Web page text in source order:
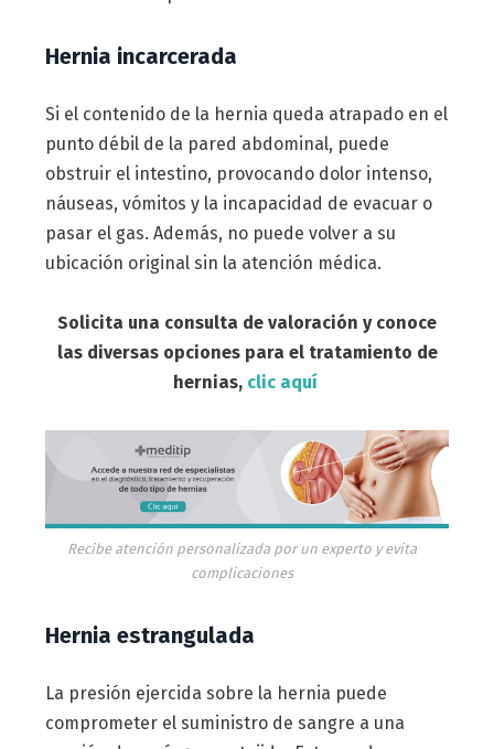
Hernia incarcerada
Si el contenido de la hernia queda atrapado en el
punto débil de la pared abdominal, puede
obstruir el intestino, provocando dolor intenso,
náuseas, vómitos y la incapacidad de evacuar o
pasar el gas. Además, no puede volver a su
ubicación original sin la atención médica.
Solicita una consulta de valoración y conoce
las diversas opciones para el tratamiento de
hernias, clic aquí
Recibe atención personalizada por un experto y evita
complicaciones
Hernia estrangulada
La presión ejercida sobre la hernia puede
comprometer el suministro de sangre a una